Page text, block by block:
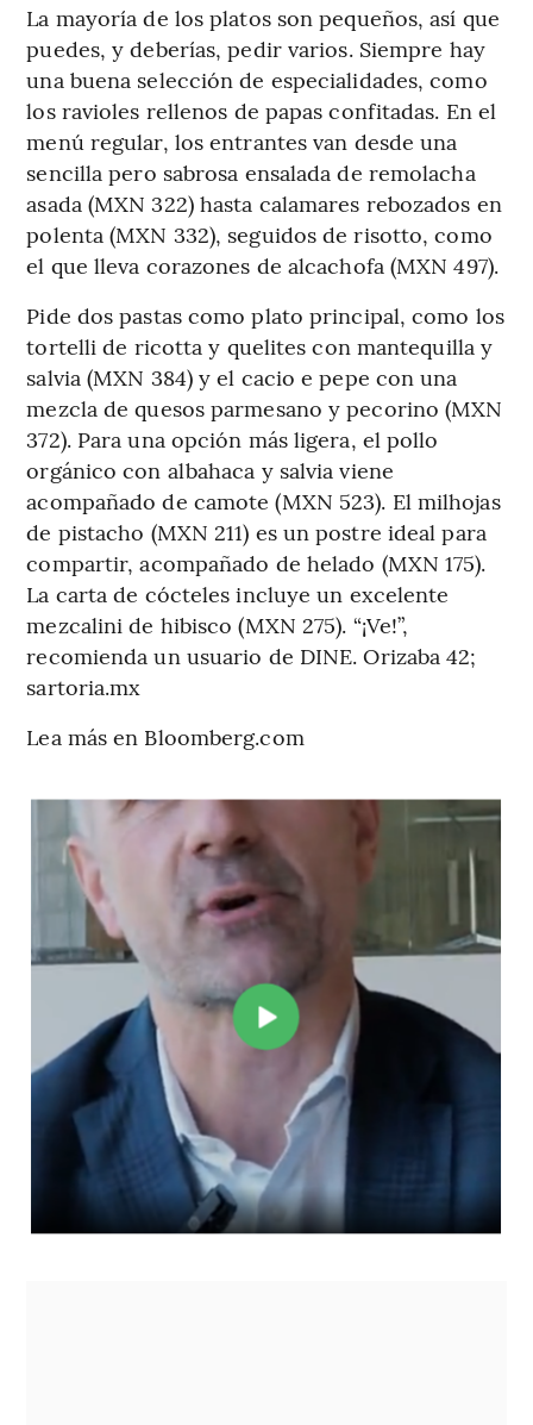
La mayoría de los platos son pequeños, así que
puedes, y deberías, pedir varios. Siempre hay
una buena selección de especialidades, como
los ravioles rellenos de papas confitadas. En el
menú regular, los entrantes van desde una
sencilla pero sabrosa ensalada de remolacha
asada (MXN 322) hasta calamares rebozados en
polenta (MXN 332), seguidos de risotto, como
el que lleva corazones de alcachofa (MXN 497).
Pide dos pastas como plato principal, como los
tortelli de ricotta y quelites con mantequilla y
salvia (MXN 384) y el cacio e pepe con una
mezcla de quesos parmesano y pecorino (MXN
372). Para una opción más ligera, el pollo
orgánico con albahaca y salvia viene
acompañado de camote (MXN 523). El milhojas
de pistacho (MXN 211) es un postre ideal para
compartir, acompañado de helado (MXN 175).
La carta de cócteles incluye un excelente
mezcalini de hibisco (MXN 275). “¡Ve!”,
recomienda un usuario de DINE. Orizaba 42;
sartoria.mx
Lea más en Bloomberg.com